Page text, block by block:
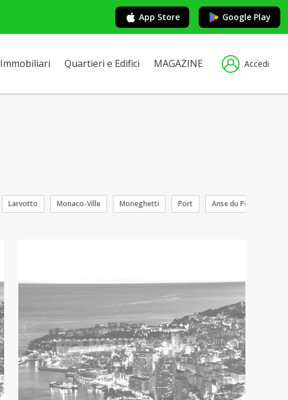
App Store Google Play
Quartieri e Edifici MAGAZINE Accedi
Larvotto Monaco-Ville Moneghetti Port Anse du Portier